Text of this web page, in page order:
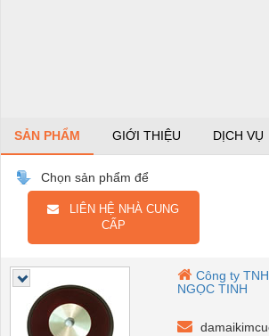
SẢN PHẨM GIỚI THIỆU DỊCH VỤ
Chọn sản phẩm để
LIÊN HỆ NHÀ CUNG
CẤP
Công ty
NGỌC TINH